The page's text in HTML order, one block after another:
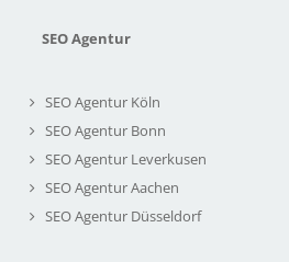
SEO Agentur
SEO Agentur Köln
SEO Agentur Bonn
SEO Agentur Leverkusen
SEO Agentur Aachen
SEO Agentur Düsseldorf